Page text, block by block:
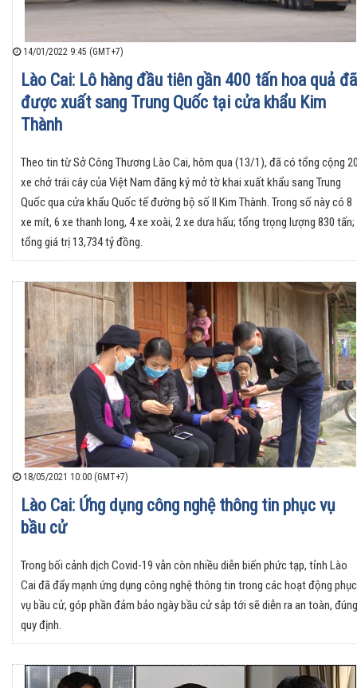
14/01/2022 9:45 (GMT+7)
Lào Cai: Lô hàng đầu tiên gần 400 tấn hoa quả đã
được xuất sang Trung Quốc tại cửa khẩu Kim
Thành
Theo tin từ Sở Công Thương Lào Cai, hôm qua (13/1), đã có tổng cộng
xe chở trái cây của Việt Nam đăng ký mở tờ khai xuất khẩu sang Trung
Quốc qua cửa khẩu Quốc tế đường bộ số II Kim Thành. Trong số này có 8
xe mít, 6 xe thanh long, 4 xe xoài, 2 xe dưa hấu; tổng trọng lượng 830 tấn;
tổng giá trị 13,734 tỷ đồng.
18/05/2021 10:00 (GMT+7)
Lào Cai: Ứng dụng công nghệ thông tin phục vụ
bầu cử
Trong bối cảnh dịch Covid-19 vẫn còn nhiều diễn biến phức tạp, tỉnh Lào
Cai đã đẩy mạnh ứng dụng công nghệ thông tin trong các hoạt động phục
vụ bầu cử, góp phần đảm bảo ngày bầu cử sắp tới sẽ diễn ra an toàn, đúng
quy định.